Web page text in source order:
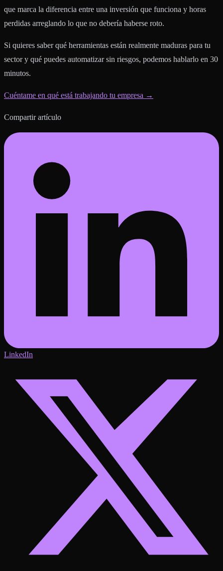
que marca la diferencia entre una inversión que funciona y horas
perdidas arreglando lo que no debería haberse roto.
Si quieres saber qué herramientas están realmente maduras para tu
sector y qué puedes automatizar sin riesgos, podemos hablarlo en 30
minutos.
Cuéntame en qué está trabajando tu empresa →
Compartir artículo
LinkedIn